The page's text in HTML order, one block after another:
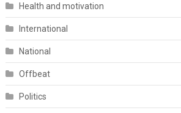
Health and motivation
International
National
Offbeat
Politics